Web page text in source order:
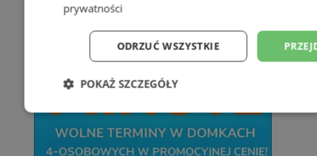
prywatności
ODRZUĆ WSZYSTKIE
POKAŻ SZCZEGÓŁY
Niezbędne Wydajność